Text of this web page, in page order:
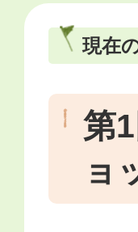
現在
第
ョ